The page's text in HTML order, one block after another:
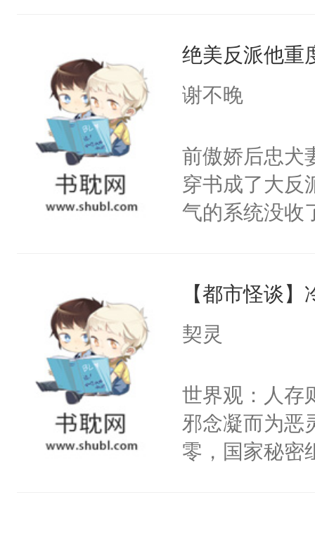
小白莲：“嘤
胡说，我没碰
不愧是大佬，
悉，嗷？这不
可以先看仙帝
人，最终坐上
病，一个个的
上了还是无动
间变脸背叛他
的恶事他都对
一个权力滔天
右男主又报
他说：【您
年，存活下
再说一遍。】
绝美反派他重
谢不晚
前傲娇后忠犬
穿书成了大反
气的系统没收
用见人，因
言神龙见首不
名蛇蛇，跟人
不知道，那小
头，魔尊墨宴
宴：柳折枝
【都市怪谈
契灵
世界观：人存
邪念凝而为恶
零，国家秘密